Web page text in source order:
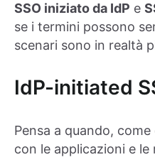
SSO iniziato da IdP e
se i termini possono
scenari sono in realtà
IdP-initiated
Pensa a quando,
con le applicazioni e le